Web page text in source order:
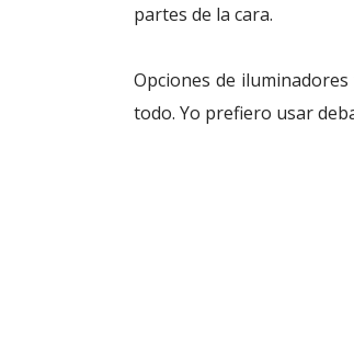
partes de la cara.
Opciones de
todo. Yo prefiero usar